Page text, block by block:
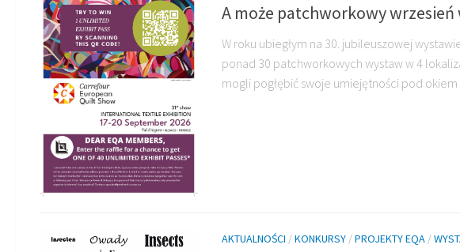
A może patchworkowy wrzesień
W roku ubiegłym na 30. jubileuszowej
ponad 30 patchworkowych wystaw w 4
mogli pogłębić swoje umiejętności pod okiem
AKTUALNOŚCI /KONKURSY /PROJEKTY EQA /